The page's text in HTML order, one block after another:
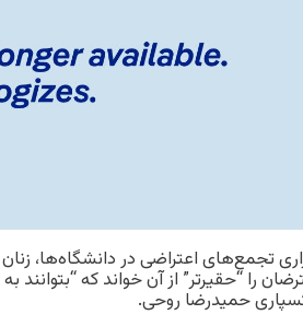
تجمع‌های اعتراضی در دانشگاه‌ها،
را “حقیرتر” از آن خواند که
حمید‌رضا روحی.